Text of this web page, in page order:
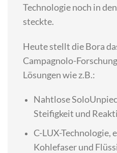
Technologie noch in
steckte.
Heute stellt die Bora
Campagnolo-
Lösungen wie z.B.:
Nahtlose
Steifigkeit und
C-LUX-Technologie,
Kohlefaser und